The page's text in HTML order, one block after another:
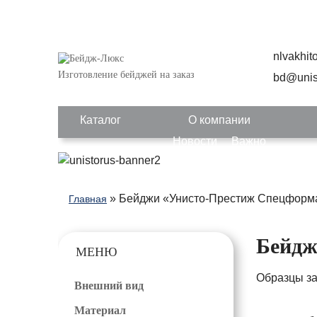
Изготовление бейджей на заказ
Каталог
О компании
Новости
Важно
Главная » Бейджи «Унисто-Престиж
МЕНЮ
Внешний вид
Материал
Образцы